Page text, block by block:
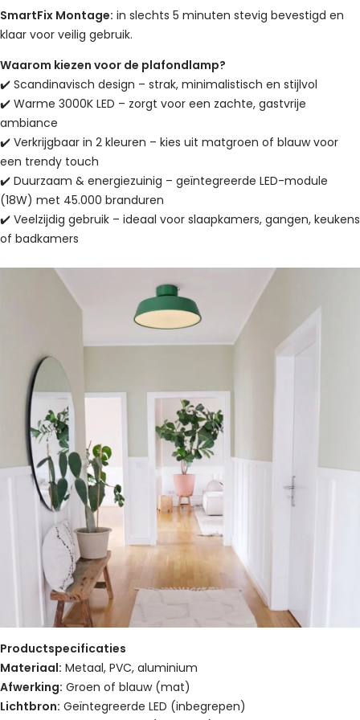
SmartFix Montage: in slechts 5 minuten stevig bevestigd en
klaar voor veilig gebruik.
Waarom kiezen voor de plafondlamp?
✔️ Scandinavisch design – strak, minimalistisch en stijlvol
✔️ Warme 3000K LED – zorgt voor een zachte, gastvrije
ambiance
✔️ Verkrijgbaar in 2 kleuren – kies uit matgroen of blauw voor
een trendy touch
✔️ Duurzaam & energiezuinig – geïntegreerde LED-module
(18W) met 45.000 branduren
✔️ Veelzijdig gebruik – ideaal voor slaapkamers, gangen, keukens
of badkamers
Productspecificaties
Materiaal: Metaal, PVC, aluminium
Afwerking: Groen of blauw (mat)
Lichtbron: Geïntegreerde LED (inbegrepen)